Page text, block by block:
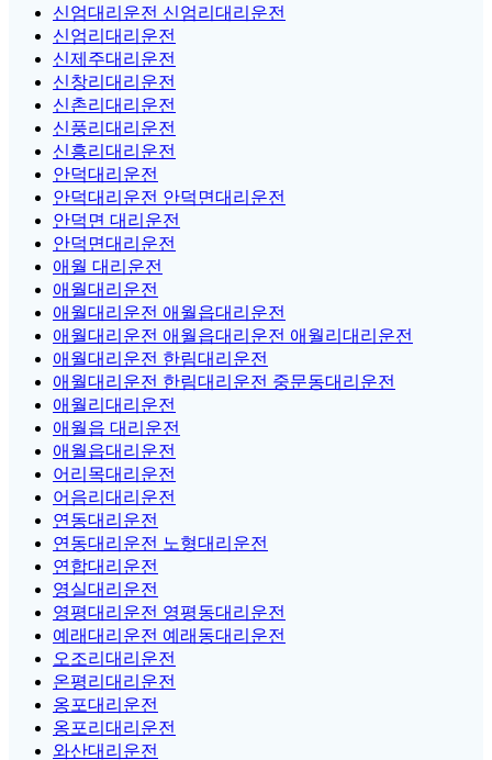
신엄대리운전 신엄리대리운전
신엄리대리운전
신제주대리운전
신창리대리운전
신촌리대리운전
신풍리대리운전
신흥리대리운전
안덕대리운전
안덕대리운전 안덕면대리운전
안덕면 대리운전
안덕면대리운전
애월 대리운전
애월대리운전
애월대리운전 애월읍대리운전
애월대리운전 애월읍대리운전 애월리대리운전
애월대리운전 한림대리운전
애월대리운전 한림대리운전 중문동대리운전
애월리대리운전
애월읍 대리운전
애월읍대리운전
어리목대리운전
어음리대리운전
연동대리운전
연동대리운전 노형대리운전
연합대리운전
영실대리운전
영평대리운전 영평동대리운전
예래대리운전 예래동대리운전
오조리대리운전
온평리대리운전
옹포대리운전
옹포리대리운전
와산대리운전